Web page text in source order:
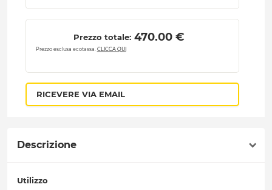
Prezzo totale: 470.00 €
Prezzo esclusa ecotassa. CLICCA QUI
RICEVERE VIA EMAIL
Descrizione
Utilizzo